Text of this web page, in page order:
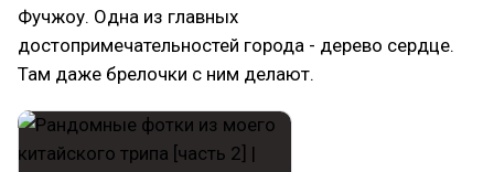
Фучжоу. Одна из главных
достопримечательностей города - дерево сердце.
Там даже брелочки с ним делают.